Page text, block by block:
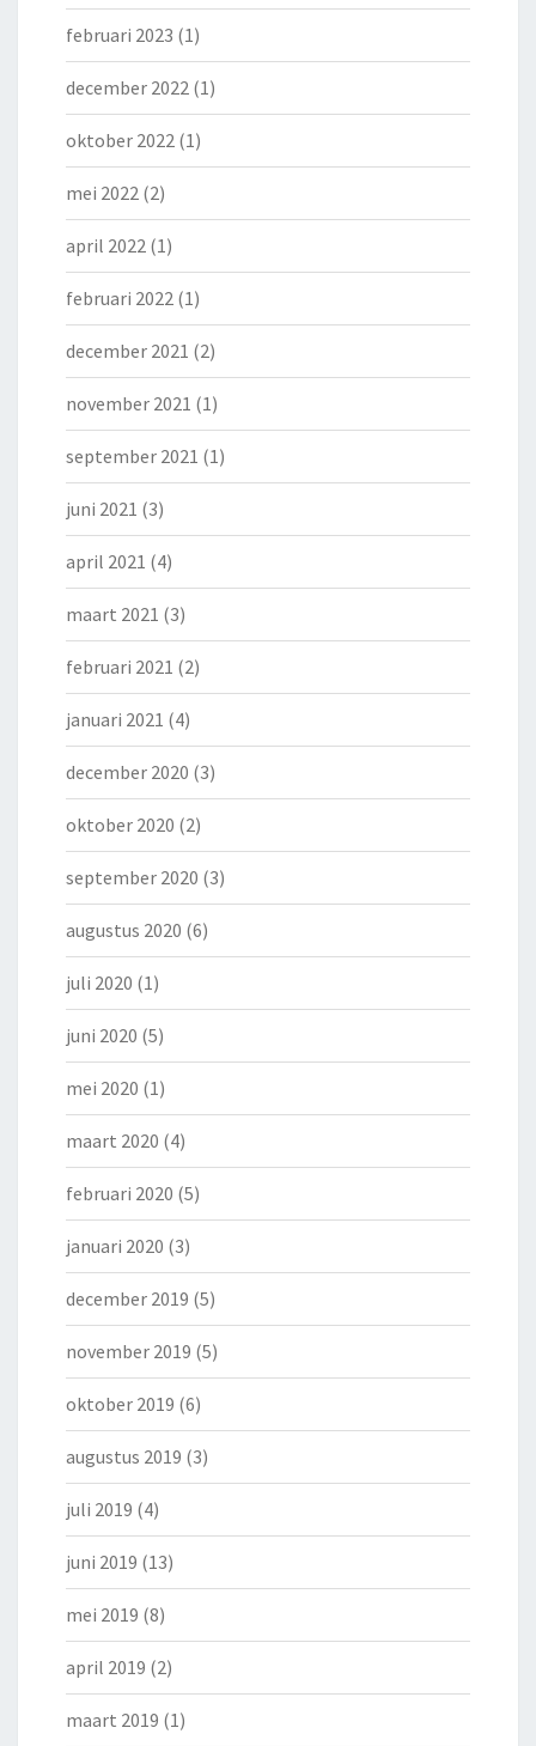
februari 2023 (1)
december 2022 (1)
oktober 2022 (1)
mei 2022 (2)
april 2022 (1)
februari 2022 (1)
december 2021 (2)
november 2021 (1)
september 2021 (1)
juni 2021 (3)
april 2021 (4)
maart 2021 (3)
februari 2021 (2)
januari 2021 (4)
december 2020 (3)
oktober 2020 (2)
september 2020 (3)
augustus 2020 (6)
juli 2020 (1)
juni 2020 (5)
mei 2020 (1)
maart 2020 (4)
februari 2020 (5)
januari 2020 (3)
december 2019 (5)
november 2019 (5)
oktober 2019 (6)
augustus 2019 (3)
juli 2019 (4)
juni 2019 (13)
mei 2019 (8)
april 2019 (2)
maart 2019 (1)